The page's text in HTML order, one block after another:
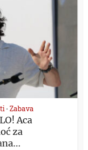
• Zabava
Aca
za